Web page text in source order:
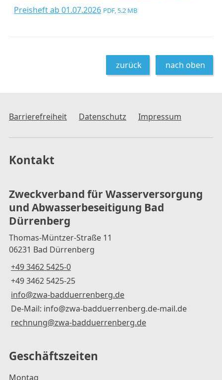
Preisheft ab 01.07.2026 PDF, 5.2 MB
zurück nach oben
Barrierefreiheit Datenschutz Impressum
Kontakt
Zweckverband für Wasserversorgung
und Abwasserbeseitigung Bad
Dürrenberg
Thomas-Müntzer-Straße 11
06231 Bad Dürrenberg
+49 3462 5425-0
+49 3462 5425-25
info@zwa-badduerrenberg.de
De-Mail: info@zwa-badduerrenberg.de-mail.de
rechnung@zwa-badduerrenberg.de
Geschäftszeiten
Montag